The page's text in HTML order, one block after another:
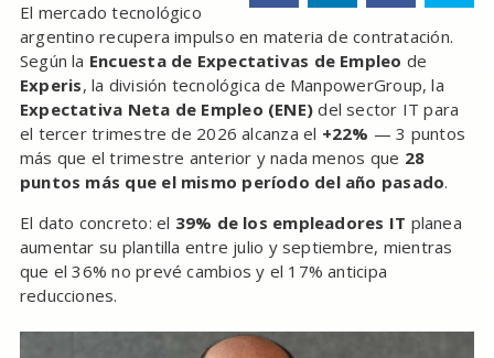
El mercado tecnológico
argentino recupera impulso en materia de contratación.
Según la Encuesta de Expectativas de Empleo de
Experis, la división tecnológica de ManpowerGroup, la
Expectativa Neta de Empleo (ENE) del sector IT para
el tercer trimestre de 2026 alcanza el +22% — 3 puntos
más que el trimestre anterior y nada menos que 28
puntos más que el mismo período del año pasado.
El dato concreto: el 39% de los empleadores IT planea
aumentar su plantilla entre julio y septiembre, mientras
que el 36% no prevé cambios y el 17% anticipa
reducciones.